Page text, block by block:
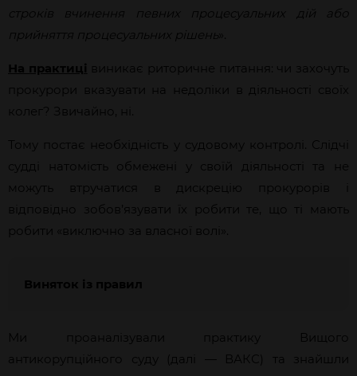
строків вчинення певних процесуальних дій або
прийняття процесуальних рішень
На практиці виникає риторичне питання: чи захочуть
прокурори вказувати на недоліки в діяльності своїх
колег? Звичайно, ні.
Тому постає необхідність у судовому контролі. Слідчі
судді натомість обмежені у своїй діяльності та не
можуть втручатися в дискрецію прокурорів і
відповідно зобов’язувати їх робити те, що ті мають
робити «виключно за власної волі».
Виняток із правил
Ми проаналізували практику Вищого
антикорупційного суду (далі — ВАКС) та знайшли